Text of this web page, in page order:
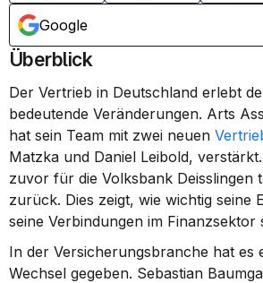
Google
Überblick
Der Vertrieb in Deutschland erlebt
bedeutende Veränderungen. Arts
hat sein Team mit zwei neuen
Matzka und Daniel Leibold,
zuvor für die Volksbank Deisslingen
zurück. Dies zeigt, wie wichtig seine
seine Verbindungen im Finanzsektor
In der Versicherungsbranche hat es
Wechsel gegeben. Sebastian